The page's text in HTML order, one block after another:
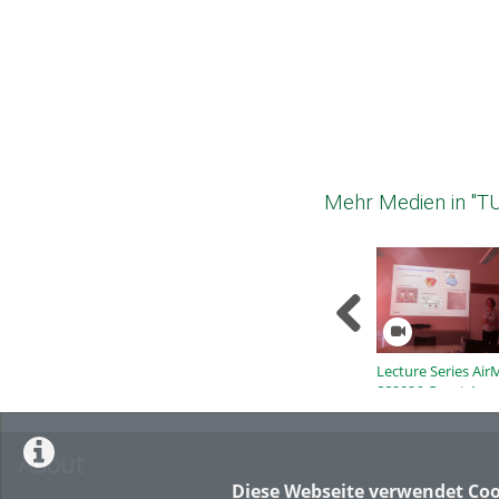
Diese Webseite verwendet
Mehr Medien in
Lecture Series
SS2026 Guest A.
Guehnemann
About